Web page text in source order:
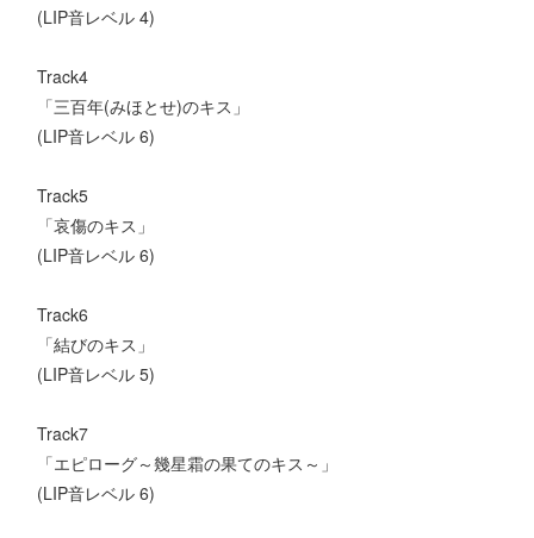
(LIP音レベル 4)
Track4
「三百年(みほとせ)のキス」
(LIP音レベル 6)
Track5
「哀傷のキス」
(LIP音レベル 6)
Track6
「結びのキス」
(LIP音レベル 5)
Track7
「エピローグ～幾星霜の果てのキス～」
(LIP音レベル 6)